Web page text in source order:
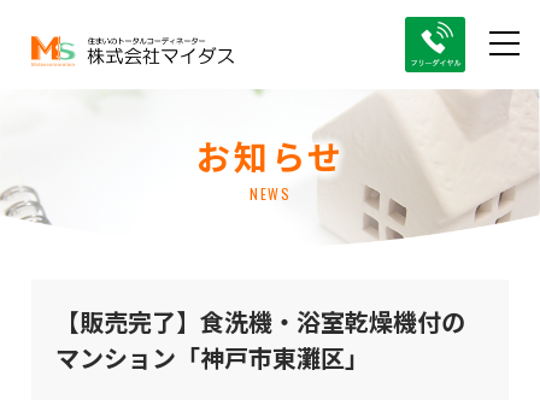
お知らせ
NEWS
【販売完了】食洗機・浴室乾燥機付の
マンション「神戸市東灘区」